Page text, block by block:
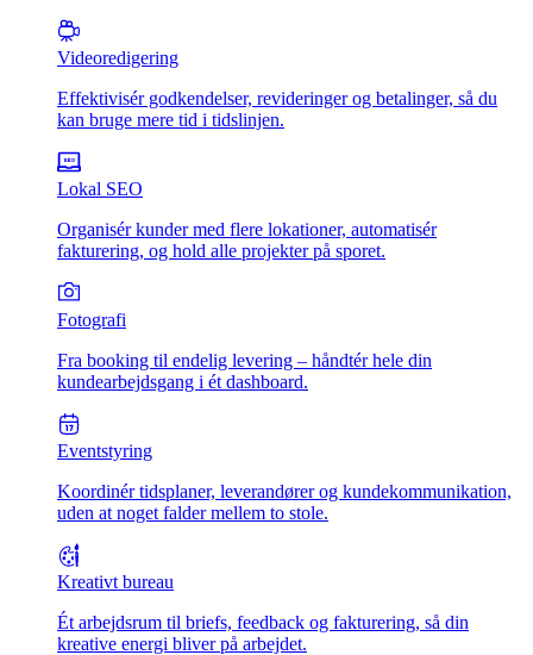
Videoredigering
Effektivisér godkendelser, revideringer og betalinger, så du
kan bruge mere tid i tidslinjen.
Lokal SEO
Organisér kunder med flere lokationer, automatisér
fakturering, og hold alle projekter på sporet.
Fotografi
Fra booking til endelig levering – håndtér hele din
kundearbejdsgang i ét dashboard.
Eventstyring
Koordinér tidsplaner, leverandører og kundekommunikation,
uden at noget falder mellem to stole.
Kreativt bureau
Ét arbejdsrum til briefs, feedback og fakturering, så din
kreative energi bliver på arbejdet.